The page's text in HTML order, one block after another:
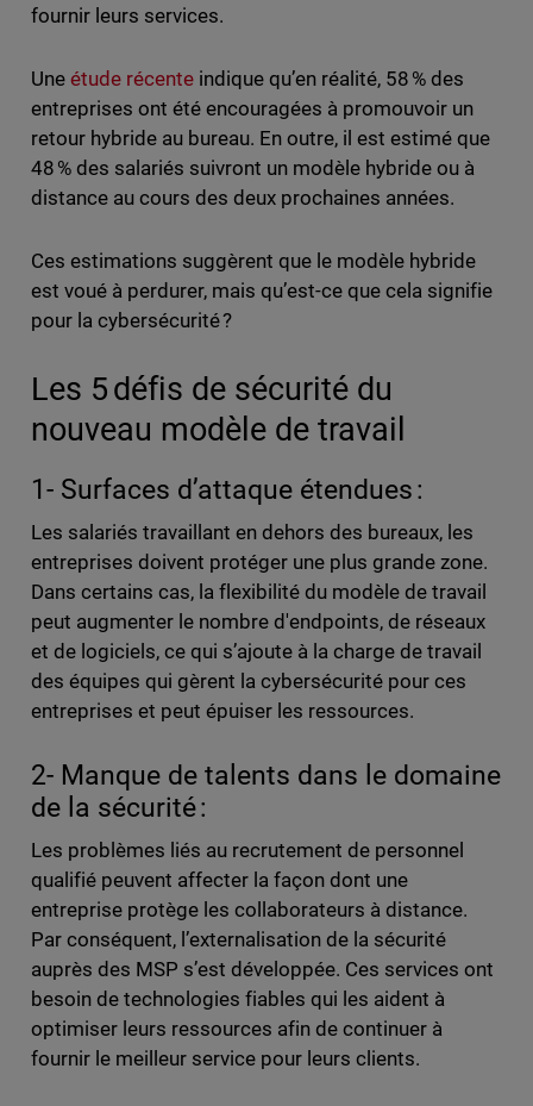
fournir leurs services.
Une étude récenteindique qu’en réalité, 58 % des
entreprises ont été encouragées à promouvoir un
retour hybride au bureau. En outre, il est estimé que
48 % des salariés suivront un modèle hybride ou à
distance au cours des deux prochaines années.
Ces estimations suggèrent que le modèle hybride
est voué à perdurer, mais qu’est-ce que cela signifie
pour la cybersécurité ?
Les 5 défis de sécurité du
nouveau modèle de travail
1- Surfaces d’attaque étendues :
Les salariés travaillant en dehors des bureaux, les
entreprises doivent protéger une plus grande zone.
Dans certains cas, la flexibilité du modèle de travail
peut augmenter le nombre d'endpoints, de réseaux
et de logiciels, ce qui s’ajoute à la charge de travail
des équipes qui gèrent la cybersécurité pour ces
entreprises et peut épuiser les ressources.
2- Manque de talents dans le domaine
de la sécurité :
Les problèmes liés au recrutement de personnel
qualifié peuvent affecter la façon dont une
entreprise protège les collaborateurs à distance.
Par conséquent, l’externalisation de la sécurité
auprès des MSP s’est développée. Ces services ont
besoin de technologies fiables qui les aident à
optimiser leurs ressources afin de continuer à
fournir le meilleur service pour leurs clients.